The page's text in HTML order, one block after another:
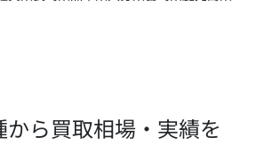
ら買取相場・実績を